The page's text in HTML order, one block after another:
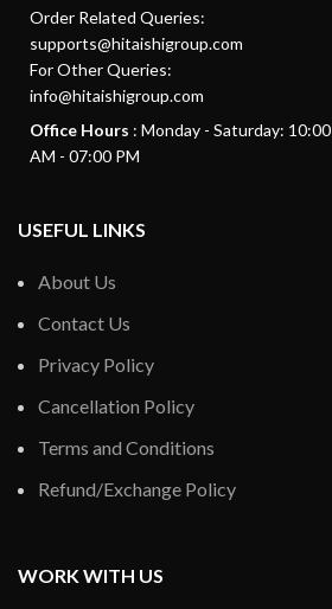
Order Related Queries:
supports@hitaishigroup.com
For Other Queries:
info@hitaishigroup.com
Office Hours : Monday - Saturday: 10:00
AM - 07:00 PM
USEFUL LINKS
About Us
Contact Us
Privacy Policy
Cancellation Policy
Terms and Conditions
Refund/Exchange Policy
WORK WITH US